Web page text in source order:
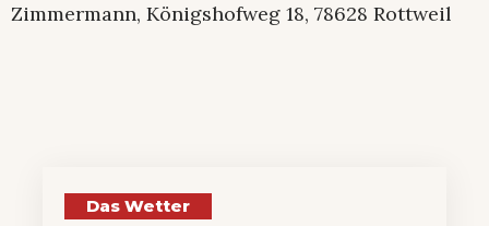
Zimmermann, Königshofweg 18, 78628 Rottweil
Das Wetter